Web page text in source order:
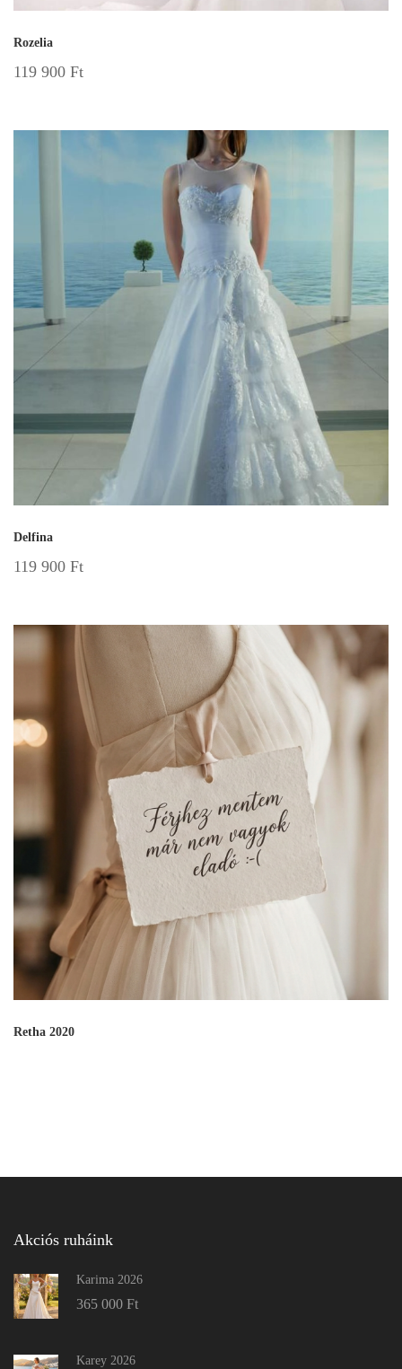
Rozelia
119 900 Ft
Delfina
119 900 Ft
Retha 2020
Akciós ruháink
Karima 2026
365 000 Ft
Karey 2026